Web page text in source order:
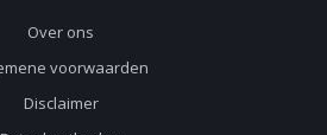
Over ons
voorwaarden
Disclaimer